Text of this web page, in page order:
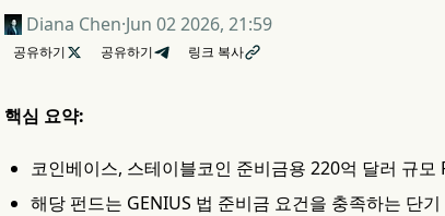
Diana Chen·Jun 02 2026, 21:59
공유하기  공유하기 링크 복사
핵심 요약:
코인베이스, 스테이블코인 준비금용 220억 달러 규
해당 펀드는 GENIUS 법 준비금 요건을 충족하는 단